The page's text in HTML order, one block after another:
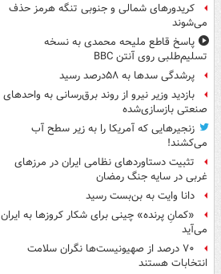
کریدورهای شمالی و جنوبی تنگه هرمز حذف
می‌شوند
پاسخ قاطع ملیحه محمدی به نسخه
تسلیم‌طلبی روی آنتن BBC
پرشدگی سدها به ۵۸درصد رسید
بازدید وزیر نیرو از روند برق‌رسانی به واحدهای
صنعتی بازسازی‌شده
زنجیرهایی که آمریکا را به زیر سطح آب
می‌کشند!
تثبیت دستاوردهای نظامی ایران در مرزهای
غربی در سایه جنگ رمضان
دانا وایت به بن‌بست رسید
«کمانِ پرنده» چینی برای شکار کروزها به ایران
می‌آید
۷۰ درصد از صهیونیست‌ها نگران سلامت
انتخابات هستند